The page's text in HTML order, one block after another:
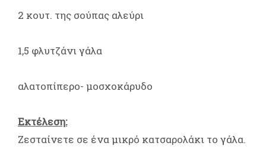
2 κουτ. της σούπας αλεύρι
1,5 φλυτζάνι γάλα
αλατοπίπερο- μοσχοκάρυδο
Εκτέλεση:
Ζεσταίνετε σε ένα μικρό κατσαρολάκι το γάλα.